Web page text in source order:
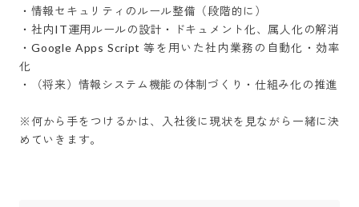
・情報セキュリティのルール整備（段階的に）
・社内IT運用ルールの設計・ドキュメント化、属人化の解消
・Google Apps Script 等を用いた社内業務の自動化・効率
化
・（将来）情報システム機能の体制づくり・仕組み化の推進
※何から手をつけるかは、入社後に現状を見ながら一緒に決
めていきます。